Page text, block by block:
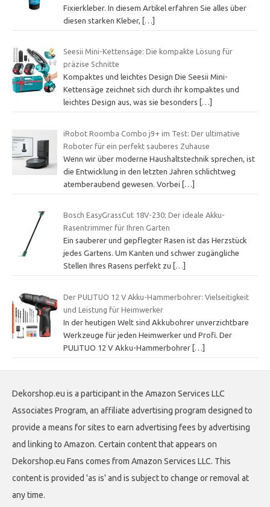
Fixierkleber. In diesem Artikel erfahren Sie alles über
diesen starken Kleber,
[…]
Seesii Mini-Kettensäge: Die kompakte Lösung für
präzise Schnitte
Kompaktes und leichtes Design Die Seesii Mini-
Kettensäge zeichnet sich durch ihr kompaktes und
leichtes Design aus, was sie besonders
[…]
iRobot Roomba Combo j9+ im Test: Der ultimative
Roboter für ein perfekt sauberes Zuhause
Wenn wir über moderne Haushaltstechnik sprechen, ist
die Entwicklung in den letzten Jahren schlichtweg
atemberaubend gewesen. Vorbei
[…]
Bosch EasyGrassCut 18V-230: Der ideale Akku-
Rasentrimmer für Ihren Garten
Ein sauberer und gepflegter Rasen ist das Herzstück
jedes Gartens. Um Kanten und schwer zugängliche
Stellen Ihres Rasens perfekt zu
[…]
Der PULITUO 12 V Akku-Hammerbohrer: Vielseitigkeit
und Leistung für Heimwerker
In der heutigen Welt sind Akkubohrer unverzichtbare
Werkzeuge für jeden Heimwerker und Profi. Der
PULITUO 12 V Akku-Hammerbohrer […]
Dekorshop.eu is a participant in the Amazon Services LLC
Associates Program, an affiliate advertising program designed to
provide a means for sites to earn advertising fees by advertising
and linking to Amazon. Certain content that appears on
Dekorshop.eu Fans comes from Amazon Services LLC. This
content is provided 'as is' and is subject to change or removal at
any time.